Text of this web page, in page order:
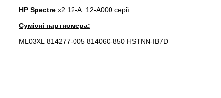
HP Spectre x2 12-A 12-A000 серії
Сумісні партномера:
ML03XL 814277-005 814060-850 HSTNN-IB7D